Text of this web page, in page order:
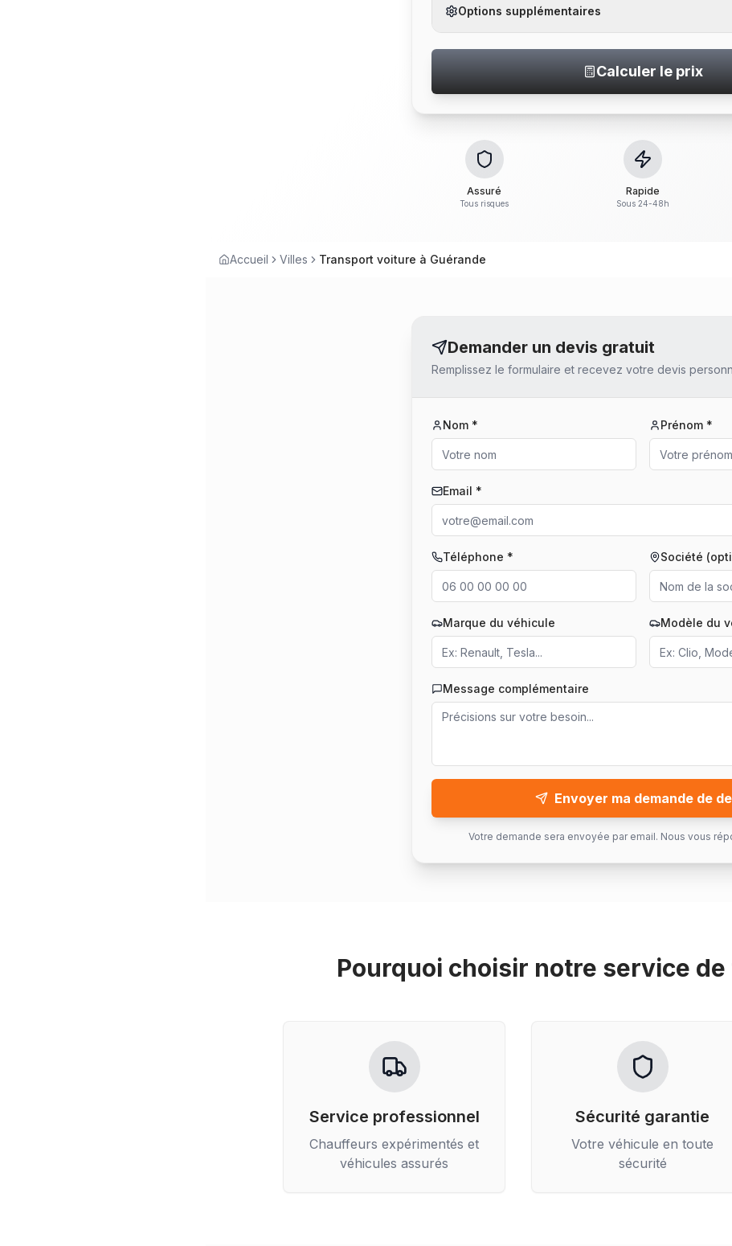
Options supplémentaires
Calculer le prix
Assuré
Tous risques
Rapide
Sous 24-48h
Accueil Villes Transport voiture à Guérande
Demander un devis gratuit
Remplissez le formulaire et recevez votre devis
Nom * Prénom *
Email *
Téléphone * Société
Marque du véhicule Modèle du
Message complémentaire
Envoyer ma demande de
Votre demande sera envoyée par email. Nous vous
Pourquoi choisir notre service de
Service professionnel
Chauffeurs expérimentés et
véhicules assurés
Sécurité garantie
Votre véhicule en toute
sécurité